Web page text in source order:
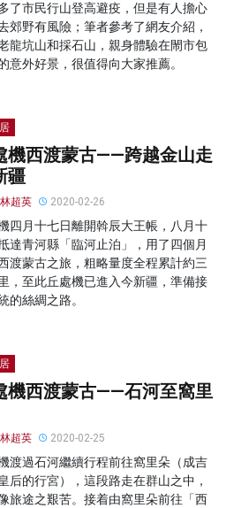
了市民行山登高避疫，但是有人擔心
郊野有風險；筆者參考了網友介紹，
龍坑山和採石山，親身體驗在閙市包
意外好景，很值得向大家推薦。
機西渡蒙古——跨越金山走
疆
林超英 2020-02-26
四月十七日離開斡辰大王帳，八月十
達青河縣「臨河止泊」，用了四個月
渡蒙古之旅，粗略量度全程累計約三
，至此丘處機已進入今新疆，準備接
的絲綢之路。
機西渡蒙古——石河至窩里
林超英 2020-02-25
渡過石河繼續行程前往窩里朵（成吉
后的行宮），這段路走在群山之中，
旅途之艱苦。接着由窩里朵前往「西